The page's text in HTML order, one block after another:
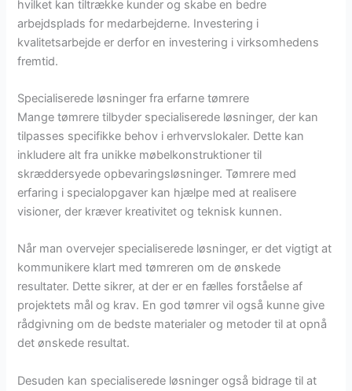
hvilket kan tiltrække kunder og skabe en bedre
arbejdsplads for medarbejderne. Investering i
kvalitetsarbejde er derfor en investering i virksomhedens
fremtid.
Specialiserede løsninger fra erfarne tømrere
Mange tømrere tilbyder specialiserede løsninger, der kan
tilpasses specifikke behov i erhvervslokaler. Dette kan
inkludere alt fra unikke møbelkonstruktioner til
skræddersyede opbevaringsløsninger. Tømrere med
erfaring i specialopgaver kan hjælpe med at realisere
visioner, der kræver kreativitet og teknisk kunnen.
Når man overvejer specialiserede løsninger, er det vigtigt at
kommunikere klart med tømreren om de ønskede
resultater. Dette sikrer, at der er en fælles forståelse af
projektets mål og krav. En god tømrer vil også kunne give
rådgivning om de bedste materialer og metoder til at opnå
det ønskede resultat.
Desuden kan specialiserede løsninger også bidrage til at